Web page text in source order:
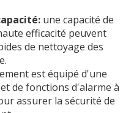
une capacité de
efficacité peuvent
de nettoyage des
est équipé d'une
de fonctions d'alarme à
assurer la sécurité de